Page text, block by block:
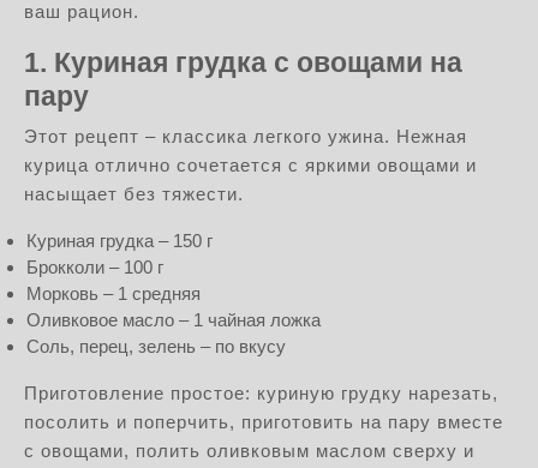
ваш рацион.
1. Куриная грудка с овощами на
пару
Этот рецепт – классика легкого ужина. Нежная
курица отлично сочетается с яркими овощами и
насыщает без тяжести.
Куриная грудка – 150 г
Брокколи – 100 г
Морковь – 1 средняя
Оливковое масло – 1 чайная ложка
Соль, перец, зелень – по вкусу
Приготовление простое: куриную грудку нарезать,
посолить и поперчить, приготовить на пару вместе
с овощами, полить оливковым маслом сверху и